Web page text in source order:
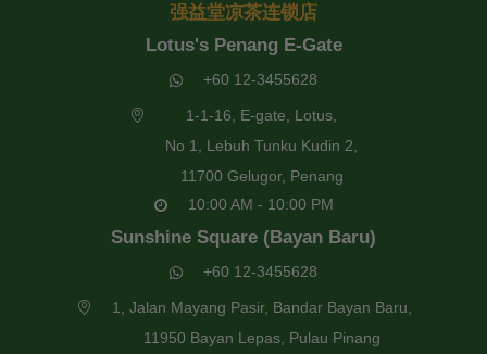
强益堂凉茶连锁店
Lotus's Penang E-Gate
+60 12-3455628
1-1-16, E-gate, Lotus,
No 1, Lebuh Tunku Kudin 2,
11700 Gelugor, Penang
10:00 AM - 10:00 PM
Sunshine Square (Bayan Baru)
+60 12-3455628
1, Jalan Mayang Pasir, Bandar Bayan Baru,
11950 Bayan Lepas, Pulau Pinang